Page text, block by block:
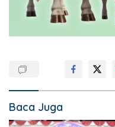
Baca Juga